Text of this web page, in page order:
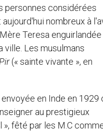
personnes considérées
nombreux à
Teresa
ville. Les musulmans
(« sainte vivante », en
en Inde en 1929
au prestigieux
fêté par les M.C